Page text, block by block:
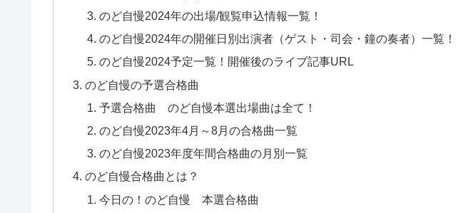
のど自慢2024年の出場/観覧申込情報一覧！
のど自慢2024年の開催日別出演者（ゲスト・司会・鐘の奏者）一覧！
のど自慢2024予定一覧！開催後のライブ記事URL
のど自慢の予選合格曲
予選合格曲 のど自慢本選出場曲は全て！
のど自慢2023年4月～8月の合格曲一覧
のど自慢2023年度年間合格曲の月別一覧
のど自慢合格曲とは？
今日の！のど自慢 本選合格曲